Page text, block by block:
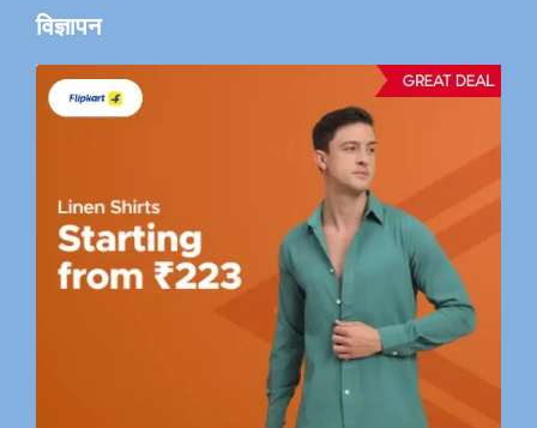
विज्ञापन